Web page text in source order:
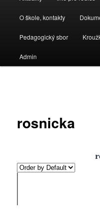
navigační
O škole, kontakty
Pedagogický sbor
Admin
rosnicka